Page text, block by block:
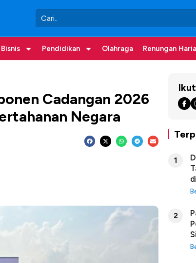
Pendidikan Olahraga Renungan
Cadangan 2026
Negara
1
2